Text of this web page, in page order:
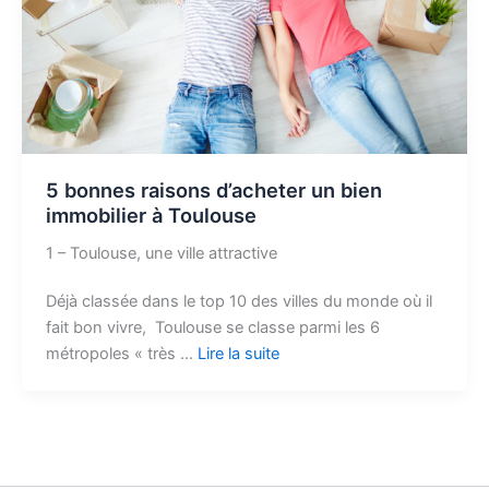
5 bonnes raisons d’acheter un bien
immobilier à Toulouse
1 – Toulouse, une ville attractive
Déjà classée dans le top 10 des villes du monde où il
fait bon vivre, Toulouse se classe parmi les 6
métropoles « très … Lire la suite